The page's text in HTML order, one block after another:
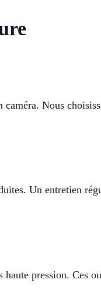
Nous
Un entretien
pression. Ces